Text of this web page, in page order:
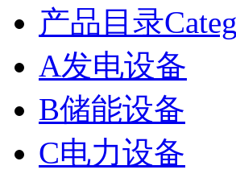
产品目录
A发电设备
B储能设备
C电力设备